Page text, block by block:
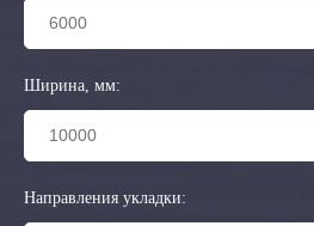
Ширина, мм:
Направления укладки: